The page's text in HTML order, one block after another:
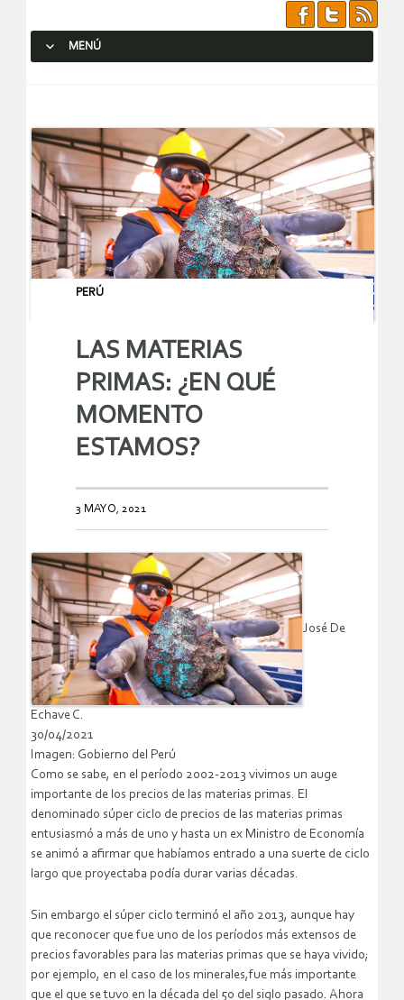
MENÚ
PERÚ
LAS MATERIAS
PRIMAS: ¿EN QUÉ
MOMENTO
ESTAMOS?
3 MAYO, 2021
José De
Echave C.
30/04/2021
Imagen: Gobierno del Perú
Como se sabe, en el período 2002-2013 vivimos un auge
importante de los precios de las materias primas. El
denominado súper ciclo de precios de las materias primas
entusiasmó a más de uno y hasta un ex Ministro de Economía
se animó a afirmar que habíamos entrado a una suerte de ciclo
largo que proyectaba podía durar varias décadas.
Sin embargo el súper ciclo terminó el año 2013, aunque hay
que reconocer que fue uno de los períodos más extensos de
precios favorables para las materias primas que se haya vivido;
por ejemplo, en el caso de los minerales,fue más importante
que el que se tuvo en la década del 50 del siglo pasado. Ahora